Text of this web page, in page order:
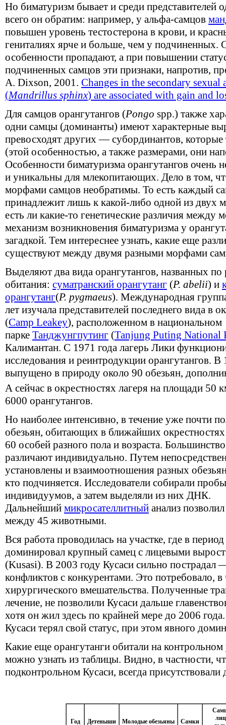
Но биматуризм бывает и среди
всего он обратим: например, у альфа-самцов
повышен уровень тестостерона в крови, и
гениталиях ярче и больше, чем у подчиненных.
особенности пропадают, а при повышении
подчиненных самцов эти признаки, напротив,
A. Dixson, 2001. Changes in the secondary
(Mandrillus sphinx) are associated with gain and
Для самцов орангутангов (Pongo spp.) также
одни самцы (доминанты) имеют характерные
превосходят других — субординантов,
(этой особенностью, а также размерами, они
Особенности биматуризма орангутангов
и уникальны для млекопитающих. Дело в том,
морфами самцов необратимы. То есть каждый
принадлежит лишь к какой-либо одной из двух
есть ли какие-то генетические различия
механизм возникновения биматуризма у
загадкой. Тем интереснее узнать, какие еще
существуют между двумя разными морфами
Выделяют два вида орангутангов, названных
обитания: суматранский орангутанг (P. abelii) и
орангутанг(P. pygmaeus). Международная
лет изучала представителей последнего вида в
(Camp Leakey), расположенном в национальном
парке Танджунгпутинг (Tanjung Puting National
Калимантан. С 1971 года лагерь Лики
исследования и реинтродукции орангутангов.
выпущено в природу около 90 обезьян,
А сейчас в окрестностях лагеря на площади 50
6000 орангутангов.
Но наиболее интенсивно, в течение уже почти
обезьян, обитающих в ближайших
60 особей разного пола и возраста.
различают индивидуально. Путем
установлены и взаимоотношения разных
кто подчиняется. Исследователи собирали
индивидуумов, а затем выделяли из них ДНК.
Дальнейший микросателлитный анализ
между 45 животными.
Вся работа проводилась на участке, где в
доминировал крупный самец с лицевыми
(Kusasi). В 2003 году Кусаси сильно пострадал
конфликтов с конкурентами. Это потребовало, в
хирургического вмешательства. Полученные
лечение, не позволили Кусаси дальше
хотя он жил здесь по крайней мере до 2006
Кусаси терял свой статус, при этом явного
Какие еще орангутанги обитали на контрольном
можно узнать из таблицы. Видно, в частности,
подконтрольном Кусаси, всегда
Год Детеныши Молодые обезьяны Самки